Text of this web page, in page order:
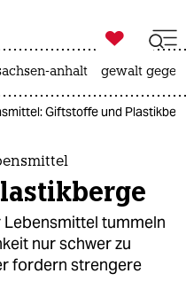

taz zahl ich
anhalt gewalt
Giftstoffe und
tummeln
nur schwer zu
fordern strengere